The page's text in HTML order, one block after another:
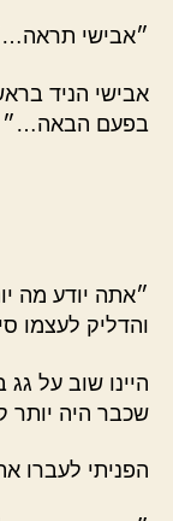
״אבישי
אבישי הניד
בפעם הבאה…״
״אתה יודע מה
והדליק לעצמו
היינו שוב על
שכבר היה יותר
הפניתי לעברו